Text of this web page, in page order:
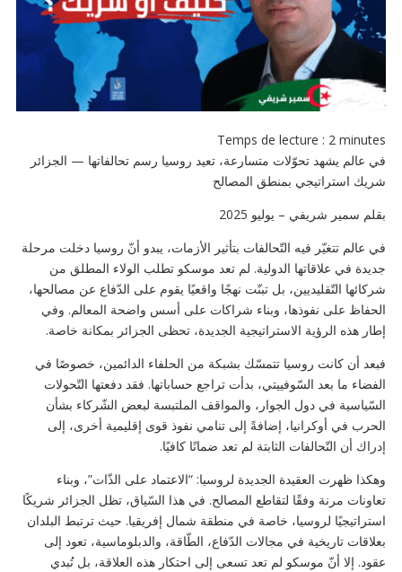
Temps de lecture : 2 minutes
في عالم يشهد تحوّلات متسارعة، تعيد روسيا رسم تحالفاتها — الجزائر
شريك استراتيجي بمنطق المصالح
بقلم سمير شريفي – يوليو 2025
في عالم تتغيّر فيه التّحالفات بتأثير الأزمات، يبدو أنّ روسيا دخلت مرحلة
جديدة في علاقاتها الدولية. لم تعد موسكو تطلب الولاء المطلق من
شركائها التّقليديين، بل تبنّت نهجًا واقعيًا يقوم على الدّفاع عن مصالحها،
الحفاظ على نفوذها، وبناء شراكات على أسس واضحة المعالم. وفي
إطار هذه الرؤية الاستراتيجية الجديدة، تحظى الجزائر بمكانة خاصة.
فبعد أن كانت روسيا تتمسّك بشبكة من الحلفاء الدائمين، خصوصًا في
الفضاء ما بعد السّوفييتي، بدأت تراجع حساباتها. فقد دفعتها التّحولات
السّياسية في دول الجوار، والمواقف الملتبسة لبعض الشّركاء بشأن
الحرب في أوكرانيا، إضافةً إلى تنامي نفوذ قوى إقليمية أخرى، إلى
إدراك أن التّحالفات الثابتة لم تعد ضمانًا كافيًا.
وهكذا ظهرت العقيدة الجديدة لروسيا: “الاعتماد على الذّات”، وبناء
تعاونات مرنة وفقًا لتقاطع المصالح. في هذا السّياق، تظل الجزائر شريكًا
استراتيجيًا لروسيا، خاصة في منطقة شمال إفريقيا. حيث ترتبط البلدان
بعلاقات تاريخية في مجالات الدّفاع، الطّاقة، والدبلوماسية، تعود إلى
عقود. إلا أنّ موسكو لم تعد تسعى إلى احتكار هذه العلاقة، بل تُبدي